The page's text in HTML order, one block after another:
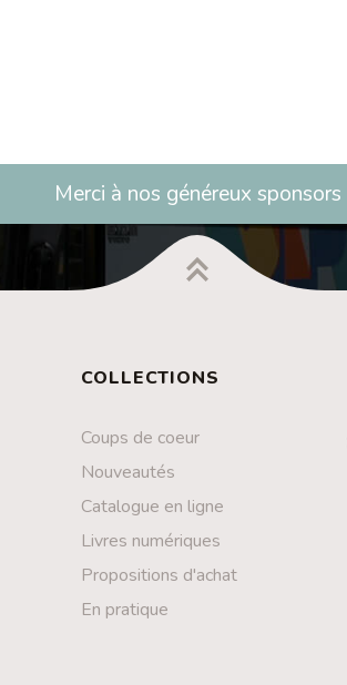
Merci à nos généreux sponsors
COLLECTIONS
Coups de coeur
Nouveautés
Catalogue en ligne
Livres numériques
Propositions d'achat
En pratique